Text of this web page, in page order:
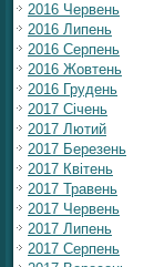
2016 Червень
2016 Липень
2016 Серпень
2016 Жовтень
2016 Грудень
2017 Січень
2017 Лютий
2017 Березень
2017 Квітень
2017 Травень
2017 Червень
2017 Липень
2017 Серпень